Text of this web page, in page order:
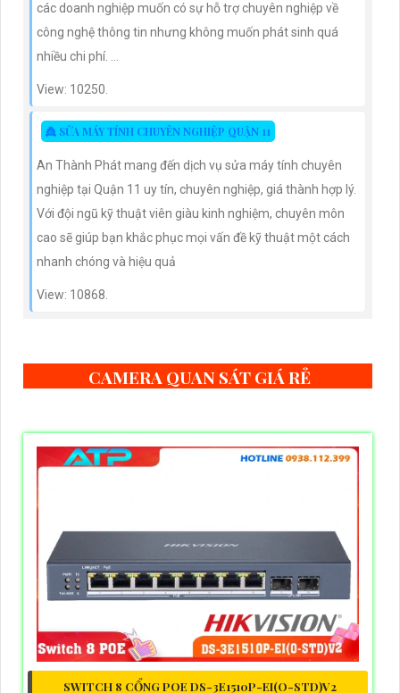
các doanh nghiệp muốn có sự hỗ trợ chuyên nghiệp về
công nghệ thông tin nhưng không muốn phát sinh quá
nhiều chi phí. ...
View: 10250.
👸 SỬA MÁY TÍNH CHUYÊN NGHIỆP QUẬN 11
An Thành Phát mang đến dịch vụ sửa máy tính chuyên
nghiệp tại Quận 11 uy tín, chuyên nghiệp, giá thành hợp lý.
Với đội ngũ kỹ thuật viên giàu kinh nghiệm, chuyên môn
cao sẽ giúp bạn khắc phục mọi vấn đề kỹ thuật một cách
nhanh chóng và hiệu quả
View: 10868.
CAMERA QUAN SÁT GIÁ RẺ
SWITCH 8 CỔNG POE DS-3E1510P-EI(O-STD)V2